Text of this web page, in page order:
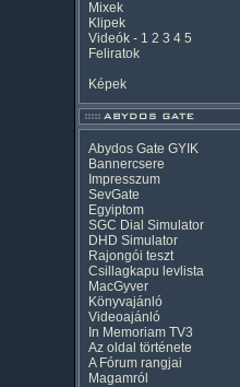
Mixek
Klipek
Videók - 1 2 3 4 5
Feliratok
Képek
Abydos Gate GYIK
Bannercsere
Impresszum
SevGate
Egyiptom
SGC Dial Simulator
DHD Simulator
Rajongói teszt
Csillagkapu levlista
MacGyver
Könyvajánló
Videoajánló
In Memoriam TV3
Az oldal története
A Fórum rangjai
Magamról